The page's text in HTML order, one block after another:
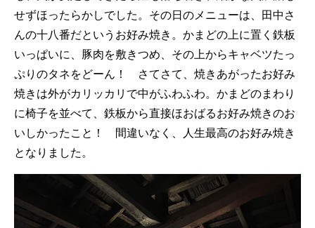
せずほったらかしでした。その日のメニューは、田中さ
んの十八番だというお好み焼き。かまどの上に置く鉄板
いっぱいに、豚肉を敷きつめ、その上からキャベツたっ
ぷりのタネをどーん！ さてさて、焼きあがったお好み
焼きは外がカリッカリで中がふわふわ。かまどのまわり
に椅子を並べて、鉄板から直接ほおばるお好み焼きのお
いしかったこと！ 間違いなく、人生最高のお好み焼き
となりました。